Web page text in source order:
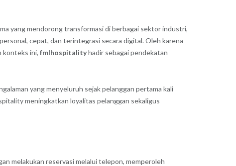
yang mendorong transformasi di berbagai sektor industri,
cepat, dan terintegrasi secara digital. Oleh karena
konteks ini, fmlhospitalityhadir sebagai pendekatan
yang menyeluruh sejak pelanggan pertama kali
meningkatkan loyalitas pelanggan sekaligus
melakukan reservasi melalui telepon, memperoleh